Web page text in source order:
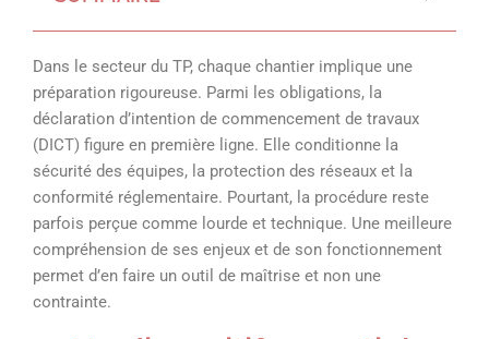
Dans le secteur du TP, chaque chantier implique une
préparation rigoureuse. Parmi les obligations, la
déclaration d’intention de commencement de travaux
(DICT) figure en première ligne. Elle conditionne la
sécurité des équipes, la protection des réseaux et la
conformité réglementaire. Pourtant, la procédure reste
parfois perçue comme lourde et technique. Une meilleure
compréhension de ses enjeux et de son fonctionnement
permet d’en faire un outil de maîtrise et non une
contrainte.